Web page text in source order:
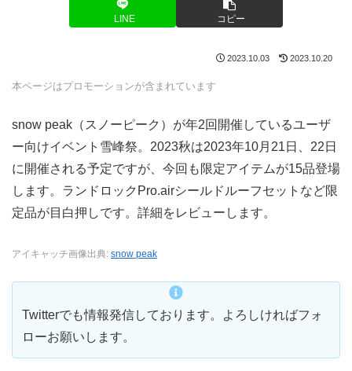
LINE コピー
2023.10.03 2023.10.20
本ページはプロモーションが含まれています
snow peak（スノーピーク）が年2回開催しているユーザ
ー向けイベント雪峰祭。2023秋は2023年10月21日、22日
に開催される予定ですが、今回も限定アイテムが15品登場
します。ランドロックPro.airシールドルーフセットなど限
定品が目白押しです。詳細をレビューします。
アイキャッチ画像出典: snow peak
Twitterでも情報発信しております。よろしければフォ
ローお願いします。